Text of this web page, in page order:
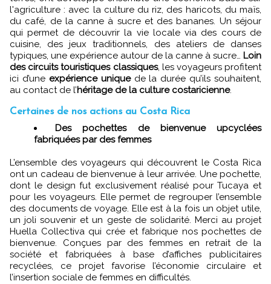
l'agriculture : avec la culture du riz, des haricots, du maïs,
du café, de la canne à sucre et des bananes. Un séjour
qui permet de découvrir la vie locale via des cours de
cuisine, des jeux traditionnels, des ateliers de danses
typiques, une expérience autour de la canne à sucre… Loin
des circuits touristiques classiques, les voyageurs profitent
ici d’une expérience uniquede la durée qu’ils souhaitent,
au contact de l’héritage de la culture costaricienne.
Certaines de nos actions au Costa Rica
Des pochettes de bienvenue upcyclées
fabriquées par des femmes
L’ensemble des voyageurs qui découvrent le Costa Rica
ont un cadeau de bienvenue à leur arrivée. Une pochette,
dont le design fut exclusivement réalisé pour Tucaya et
pour les voyageurs. Elle permet de regrouper l’ensemble
des documents de voyage. Elle est à la fois un objet utile,
un joli souvenir et un geste de solidarité. Merci au projet
Huella Collectiva qui crée et fabrique nos pochettes de
bienvenue. Conçues par des femmes en retrait de la
société et fabriquées à base d’affiches publicitaires
recyclées, ce projet favorise l’économie circulaire et
l’insertion sociale de femmes en difficultés.